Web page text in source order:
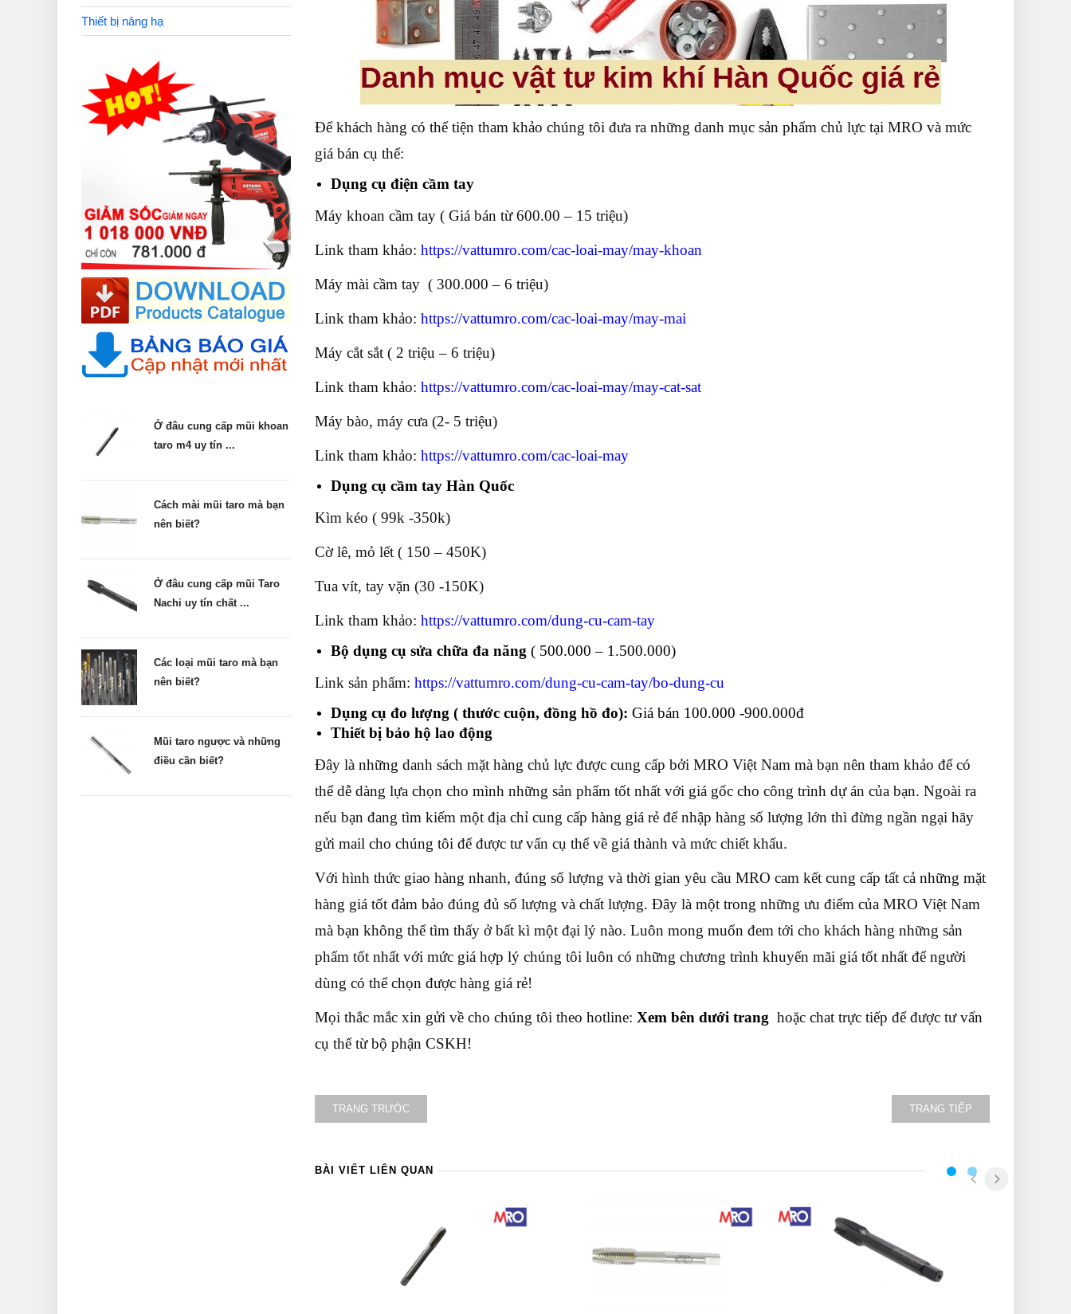
Để khách hàng có thể tiện tham khảo chúng tôi đưa ra những danh mục sản phẩm chủ lực tại MRO và mức
giá bán cụ thể:
Dụng cụ điện cầm tay
Máy khoan cầm tay ( Giá bán từ 600.00 – 15 triệu)
Link tham khảo: https://vattumro.com/cac-loai-may/may-khoan
Máy mài cầm tay ( 300.000 – 6 triệu)
Link tham khảo: https://vattumro.com/cac-loai-may/may-mai
Máy cắt sắt ( 2 triệu – 6 triệu)
Link tham khảo: https://vattumro.com/cac-loai-may/may-cat-sat
Máy bào, máy cưa (2- 5 triệu)
Link tham khảo: https://vattumro.com/cac-loai-may
Dụng cụ cầm tay Hàn Quốc
Kìm kéo ( 99k -350k)
Cờ lê, mỏ lết ( 150 – 450K)
Tua vít, tay vặn (30 -150K)
Link tham khảo: https://vattumro.com/dung-cu-cam-tay
Bộ dụng cụ sửa chữa đa năng ( 500.000 – 1.500.000)
Link sản phẩm: https://vattumro.com/dung-cu-cam-tay/bo-dung-cu
Dụng cụ đo lượng ( thước cuộn, đồng hồ đo): Giá bán 100.000 -900.000đ
Thiết bị bảo hộ lao động
Đây là những danh sách mặt hàng chủ lực được cung cấp bởi MRO Việt Nam mà bạn nên tham khảo để có
thể dễ dàng lựa chọn cho mình những sản phẩm tốt nhất với giá gốc cho công trình dự án của bạn. Ngoài ra
nếu bạn đang tìm kiếm một địa chỉ cung cấp hàng giá rẻ để nhập hàng số lượng lớn thì đừng ngần ngại hãy
gửi mail cho chúng tôi để được tư vấn cụ thể về giá thành và mức chiết khấu.
Với hình thức giao hàng nhanh, đúng số lượng và thời gian yêu cầu MRO cam kết cung cấp tất cả những mặt
hàng giá tốt đảm bảo đúng đủ số lượng và chất lượng. Đây là một trong những ưu điểm của MRO Việt Nam
mà bạn không thể tìm thấy ở bất kì một đại lý nào. Luôn mong muốn đem tới cho khách hàng những sản
phẩm tốt nhất với mức giá hợp lý chúng tôi luôn có những chương trình khuyến mãi giá tốt nhất để người
dùng có thể chọn được hàng giá rẻ!
Mọi thắc mắc xin gửi về cho chúng tôi theo hotline: Xem bên dưới trang hoặc chat trực tiếp để được tư vấn
cụ thể từ bộ phận CSKH!
TRANG TRƯỚC TRANG TIẾP
BÀI VIẾT LIÊN QUAN
Thiết bị nâng hạ
Ở đâu cung cấp mũi khoan
taro m4 uy tín ...
Cách mài mũi taro mà bạn
nên biết?
Ở đâu cung cấp mũi Taro
Nachi uy tín chất ...
Các loại mũi taro mà bạn
nên biết?
Mũi taro ngược và những
điều cần biết?